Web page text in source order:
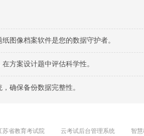
图像档案软件是您的数据守护者。
方案设计题中评估科学性。
确保备份数据完整性。
苏省教育考试院 云考试后台管理系统 智